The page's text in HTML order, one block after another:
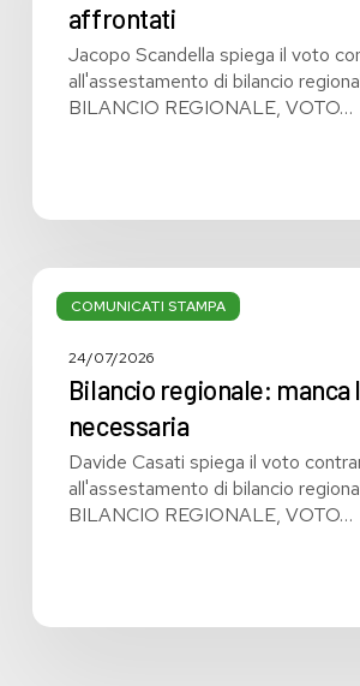
affrontati
affrontati
Jacopo Scandella spiega il voto
all'assestamento di bilancio
BILANCIO REGIONALE, VOTO…
COMUNICATI STAMPA
Bilancio
regionale:
svolta
24/07/2026
Bilancio regionale: manca
necessaria
Davide Casati spiega il voto
all'assestamento di bilancio
BILANCIO REGIONALE, VOTO…